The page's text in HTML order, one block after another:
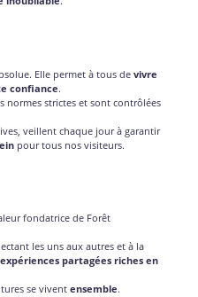
Elle permet à tous de vivre
confiance.
normes strictes et sont contrôlées
veillent chaque jour à garantir
pour tous nos visiteurs.
fondatrice de Forêt
les uns aux autres et à la
expériences partagées riches en
se vivent ensemble.